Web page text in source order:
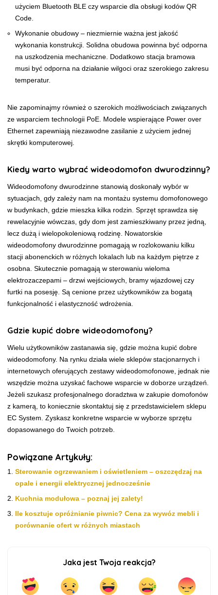
użyciem Bluetooth BLE czy wsparcie dla obsługi kodów QR
Code.
Wykonanie obudowy – niezmiernie ważna jest jakość
wykonania konstrukcji. Solidna obudowa powinna być odporna
na uszkodzenia mechaniczne. Dodatkowo stacja bramowa
musi być odporna na działanie wilgoci oraz szerokiego zakresu
temperatur.
Nie zapominajmy również o szerokich możliwościach związanych
ze wsparciem technologii PoE. Modele wspierające Power over
Ethernet zapewniają niezawodne zasilanie z użyciem jednej
skrętki komputerowej.
Kiedy warto wybrać wideodomofon dwurodzinny?
Wideodomofony dwurodzinne stanowią doskonały wybór w
sytuacjach, gdy zależy nam na montażu systemu domofonowego
w budynkach, gdzie mieszka kilka rodzin. Sprzęt sprawdza się
rewelacyjnie wówczas, gdy dom jest zamieszkiwany przez jedną,
lecz dużą i wielopokoleniową rodzinę. Nowatorskie
wideodomofony dwurodzinne pomagają w rozlokowaniu kilku
stacji abonenckich w różnych lokalach lub na każdym piętrze z
osobna. Skutecznie pomagają w sterowaniu wieloma
elektrozaczepami – drzwi wejściowych, bramy wjazdowej czy
furtki na posesję. Są cenione przez użytkowników za bogatą
funkcjonalność i elastyczność wdrożenia.
Gdzie kupić dobre wideodomofony?
Wielu użytkowników zastanawia się, gdzie można kupić dobre
wideodomofony. Na rynku działa wiele sklepów stacjonarnych i
internetowych oferujących zestawy wideodomofonowe, jednak nie
wszędzie można uzyskać fachowe wsparcie w doborze urządzeń.
Jeżeli szukasz profesjonalnego doradztwa w zakupie domofonów
z kamerą, to koniecznie skontaktuj się z przedstawicielem sklepu
EC System. Zyskasz konkretne wsparcie w wyborze sprzętu
dopasowanego do Twoich potrzeb.
Powiązane Artykuły:
Sterowanie ogrzewaniem i oświetleniem – oszczędzaj na
opale i energii elektrycznej jednocześnie
Kuchnia modułowa – poznaj jej zalety!
Ile kosztuje opróżnianie piwnic? Cena za wywóz mebli i
porównanie ofert w różnych miastach
Jaka jest Twoja reakcja?